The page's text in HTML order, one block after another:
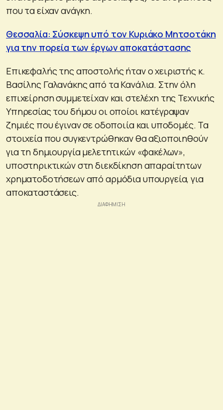
που τα είχαν ανάγκη.
Θεσσαλία: Σύσκεψη υπό τον Κυριάκο Μητσοτάκη
για την πορεία των έργων αποκατάστασης
Επικεφαλής της αποστολής ήταν ο χειριστής κ.
Βασίλης Γαλανάκης από τα Κανάλια. Στην όλη
επιχείρηση συμμετείχαν και στελέχη της Τεχνικής
Υπηρεσίας του δήμου οι οποίοι κατέγραψαν
ζημιές που έγιναν σε οδοποιία και υποδομές. Τα
στοιχεία που συγκεντρώθηκαν θα αξιοποιηθούν
για τη δημιουργία μελετητικών «φακέλων»,
υποστηρικτικών στη διεκδίκηση απαραίτητων
χρηματοδοτήσεων από αρμόδια υπουργεία, για
αποκαταστάσεις.